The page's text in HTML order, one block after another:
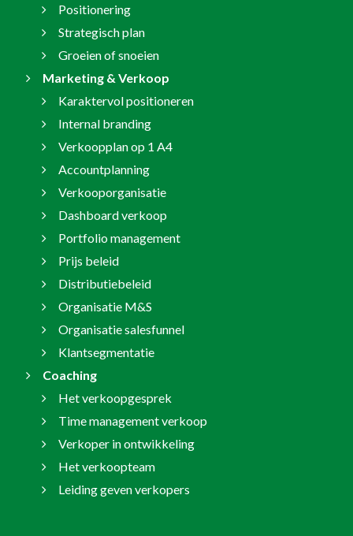
Positionering
Strategisch plan
Groeien of snoeien
Marketing & Verkoop
Karaktervol positioneren
Internal branding
Verkoopplan op 1 A4
Accountplanning
Verkooporganisatie
Dashboard verkoop
Portfolio management
Prijs beleid
Distributiebeleid
Organisatie M&S
Organisatie salesfunnel
Klantsegmentatie
Coaching
Het verkoopgesprek
Time management verkoop
Verkoper in ontwikkeling
Het verkoopteam
Leiding geven verkopers